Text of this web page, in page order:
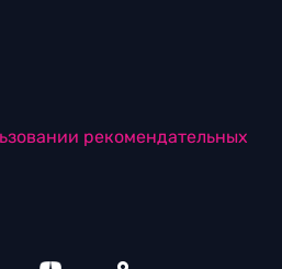
рекомендательных